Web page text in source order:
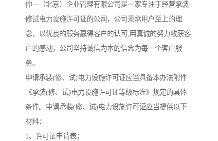
仲一（北京）企业管理有限公司是一家专注于经营承装
修试电力设施许可证的公司，公司秉承用户至上的理
念，以优良的服务赢得客户的认可,用真诚的努力收获客
户的感动，公司坚持诚信为本的信念为每一个客户服
务。
申请承装(修、试)电力设施许可证应当具备本办法附件
《承装(修、试)电力设施许可证等级标准》规定的具体
条件。申请承装(修、试)电力设施许可证应当提供以下
材料：
1、许可证申请表；